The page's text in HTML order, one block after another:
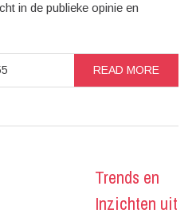
in de publieke opinie en
READ MORE
Trends en
Inzichten uit